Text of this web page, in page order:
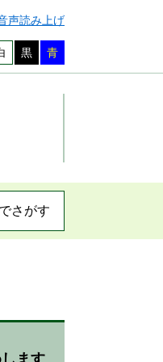
声読み上げ
黒 青
さがす
ます